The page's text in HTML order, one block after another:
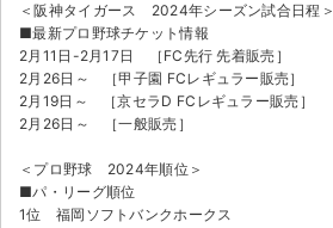
特定商取引法に基づく表記
公演登録依頼
不正転売禁止法について
チケットジャムの取り組み
音楽情報
＜阪神タイガース 2024年シーズン試合日程＞
■最新プロ野球チケット情報
2月11日-2月17日 ［FC先行 先着販売］
2月26日～ ［甲子園 FCレギュラー販売］
2月19日～ ［京セラD FCレギュラー販売］
2月26日～ ［一般販売］
＜プロ野球 2024年順位＞
■パ・リーグ順位
1位 福岡ソフトバンクホークス